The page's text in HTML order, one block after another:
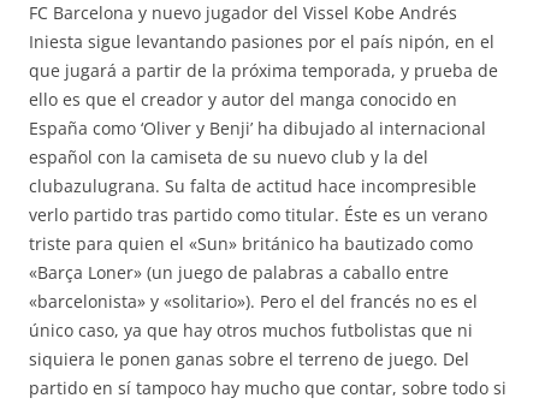
FC Barcelona y nuevo jugador del Vissel Kobe Andrés
Iniesta sigue levantando pasiones por el país nipón, en el
que jugará a partir de la próxima temporada, y prueba de
ello es que el creador y autor del manga conocido en
España como ‘Oliver y Benji’ ha dibujado al internacional
español con la camiseta de su nuevo club y la del
clubazulugrana. Su falta de actitud hace incompresible
verlo partido tras partido como titular. Éste es un verano
triste para quien el «Sun» británico ha bautizado como
«Barça Loner» (un juego de palabras a caballo entre
«barcelonista» y «solitario»). Pero el del francés no es el
único caso, ya que hay otros muchos futbolistas que ni
siquiera le ponen ganas sobre el terreno de juego. Del
partido en sí tampoco hay mucho que contar, sobre todo si